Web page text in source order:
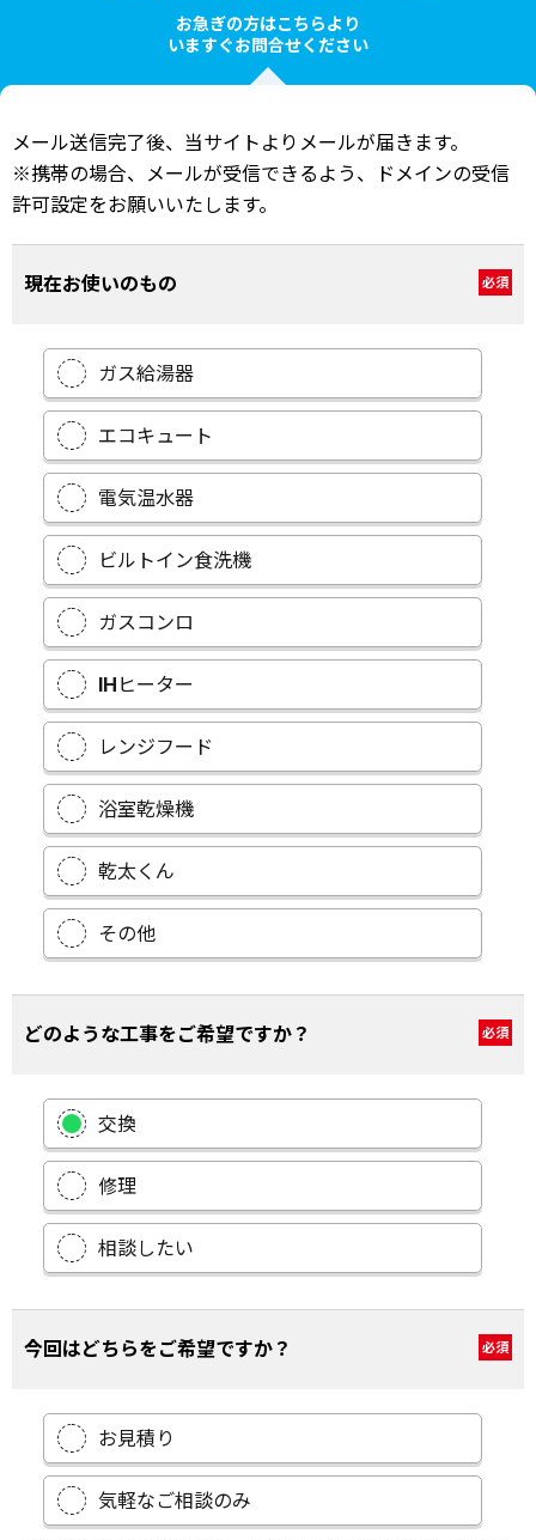
お急ぎの方はこちらより
いますぐお問合せください
メール送信完了後、当サイトよりメールが届きます。
※携帯の場合、メールが受信できるよう、ドメインの受信
許可設定をお願いいたします。
現在お使いのもの 必須
ガス給湯器
エコキュート
電気温水器
ビルトイン食洗機
ガスコンロ
IHヒーター
レンジフード
浴室乾燥機
乾太くん
その他
どのような工事をご希望ですか？ 必須
交換
修理
相談したい
今回はどちらをご希望ですか？ 必須
お見積り
気軽なご相談のみ